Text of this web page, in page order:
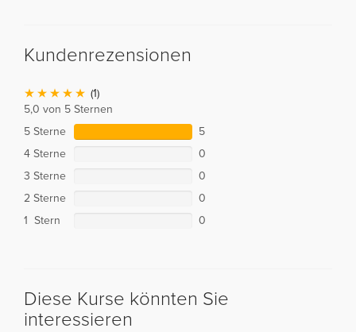
Kundenrezensionen
(1)
5,0 von 5 Sternen
5 Sterne
5
4 Sterne
0
3 Sterne
0
2 Sterne
0
1 Stern
0
Diese Kurse könnten Sie
interessieren